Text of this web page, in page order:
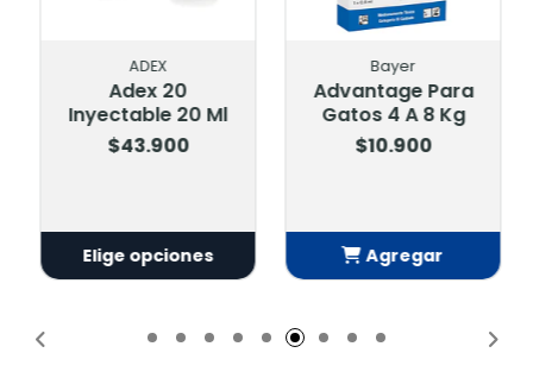
ADEX
Adex 20
Inyectable 20 Ml
$43.900
Elige opciones
Bayer
Advantage Para
Gatos 4 A 8 Kg
$10.900
Agregar